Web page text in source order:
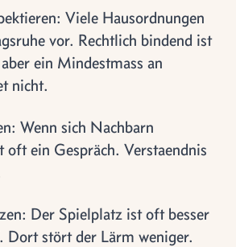
Viele Hausordnungen
vor. Rechtlich bindend ist
ein Mindestmass an
nicht.
Wenn sich Nachbarn
oft ein Gespräch. Verstaendnis
Der Spielplatz ist oft besser
Dort stört der Lärm weniger.